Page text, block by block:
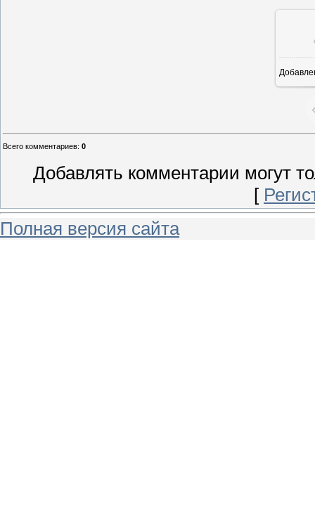
Всего комментариев: 0
Добавлять комментарии могут
[
Полная версия сайта